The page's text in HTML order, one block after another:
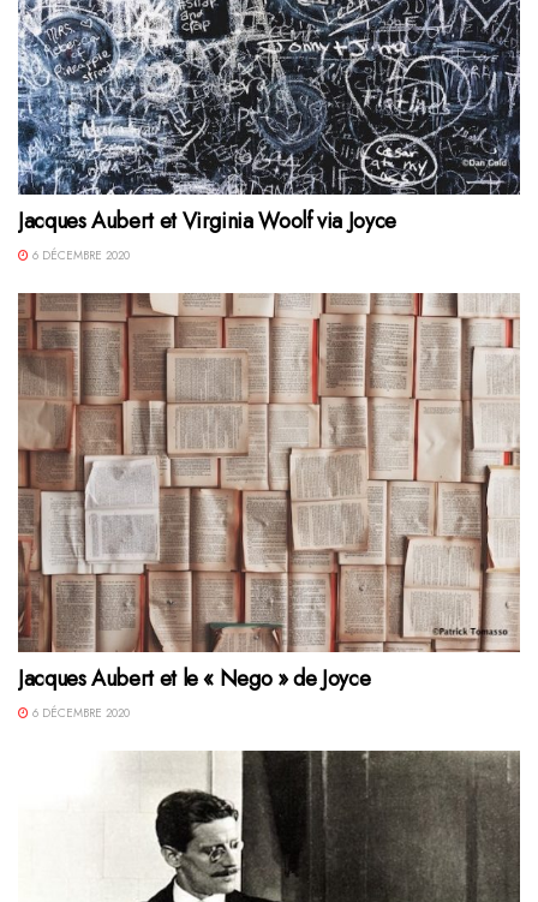
Jacques Aubert et Virginia Woolf via Joyce
6 DÉCEMBRE 2020
Jacques Aubert et le « Nego » de Joyce
6 DÉCEMBRE 2020